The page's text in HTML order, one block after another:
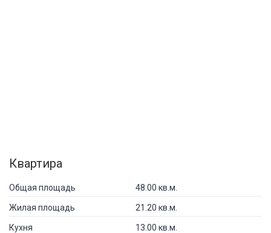
Квартира
Общая площадь 48.00 кв.м.
Жилая площадь 21.20 кв.м.
Кухня 13.00 кв.м.